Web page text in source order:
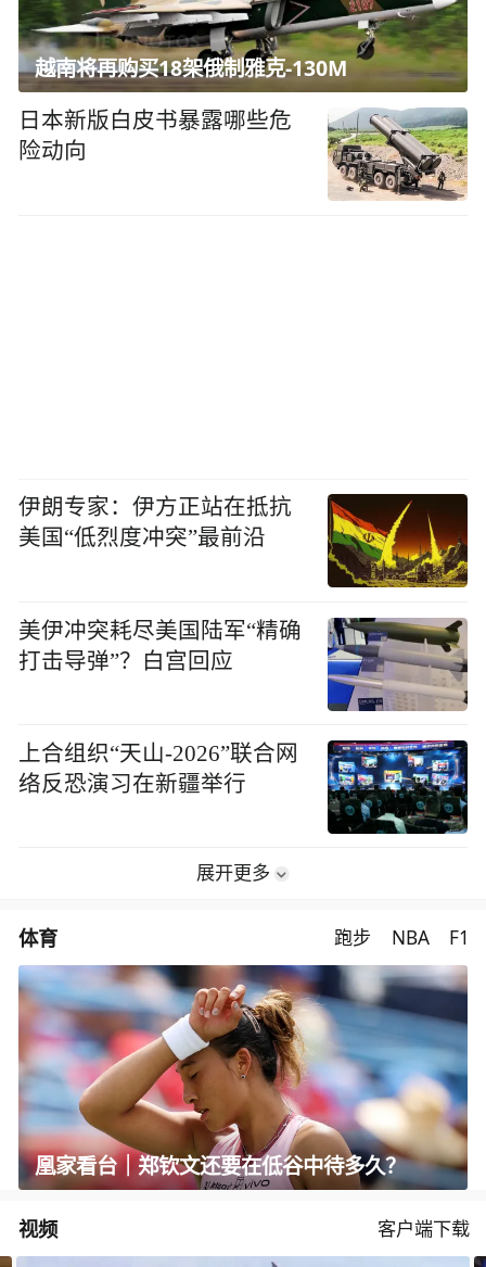
越南将再购买18架俄制雅克-130M
日本新版白皮书暴露哪些危
险动向
伊朗专家：伊方正站在抵抗
美国“低烈度冲突”最前沿
美伊冲突耗尽美国陆军“精确
打击导弹”？白宫回应
上合组织“天山-2026”联合网
络反恐演习在新疆举行
展开更多
体育 跑步 NBA F1
凰家看台｜郑钦文还要在低谷中待多久？
视频 客户端下载